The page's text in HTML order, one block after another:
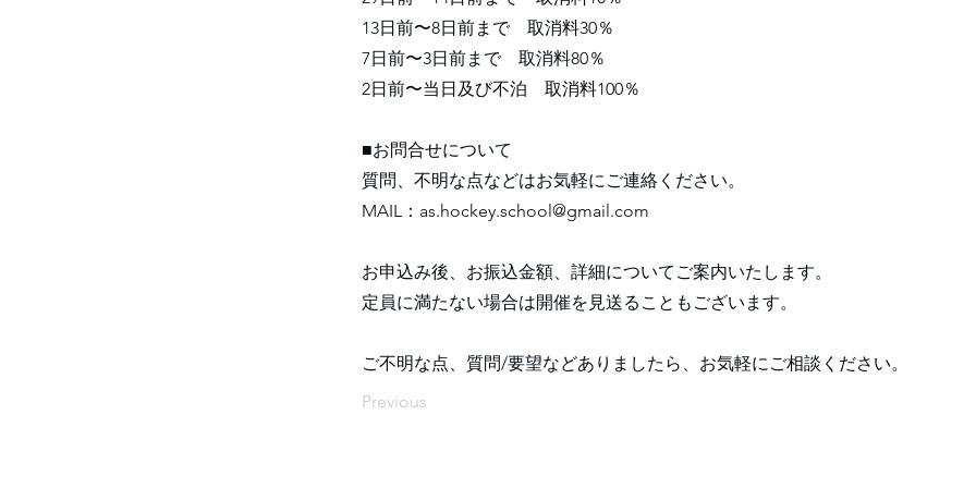
13日前〜8日前まで 取消料30％
7日前〜3日前まで 取消料80％
2日前〜当日及び不泊 取消料100％
■お問合せについて
質問、不明な点などはお気軽にご連絡ください。
MAIL： as.hockey.school@gmail.com
お申込み後、お振込金額、詳細についてご案内いたします。
定員に満たない場合は開催を見送ることもございます。
ご不明な点、質問/要望などありましたら、お気軽にご相談ください。
Previous